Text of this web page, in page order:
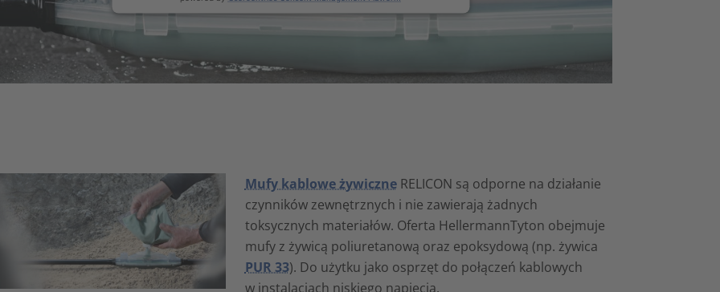
Mufy kablowe żywiczneRELICON są odporne na działanie
czynników zewnętrznych i nie zawierają żadnych
toksycznych materiałów. Oferta HellermannTyton obejmuje
mufy z żywicą poliuretanową oraz epoksydową (np. żywica
PUR 33). Do użytku jako osprzęt do połączeń kablowych
w instalacjach niskiego napięcia.